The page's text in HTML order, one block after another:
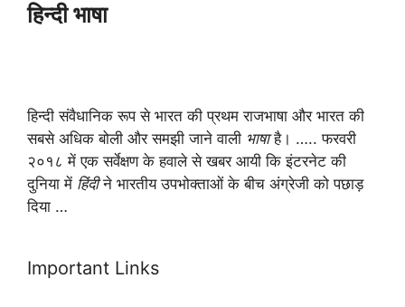
हिन्दी भाषा
हिन्दी संवैधानिक रूप से भारत की प्रथम राजभाषा और भारत की
सबसे अधिक बोली और समझी जाने वाली भाषाहै। ….. फरवरी
२०१८ में एक सर्वेक्षण के हवाले से खबर आयी कि इंटरनेट की
दुनिया में हिंदीने भारतीय उपभोक्ताओं के बीच अंग्रेजी को पछाड़
दिया …
Important Links